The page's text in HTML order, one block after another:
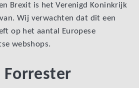
Brexit is het Verenigd Koninkrijk
Wij verwachten dat dit een
op het aantal Europese
webshops.
Forrester